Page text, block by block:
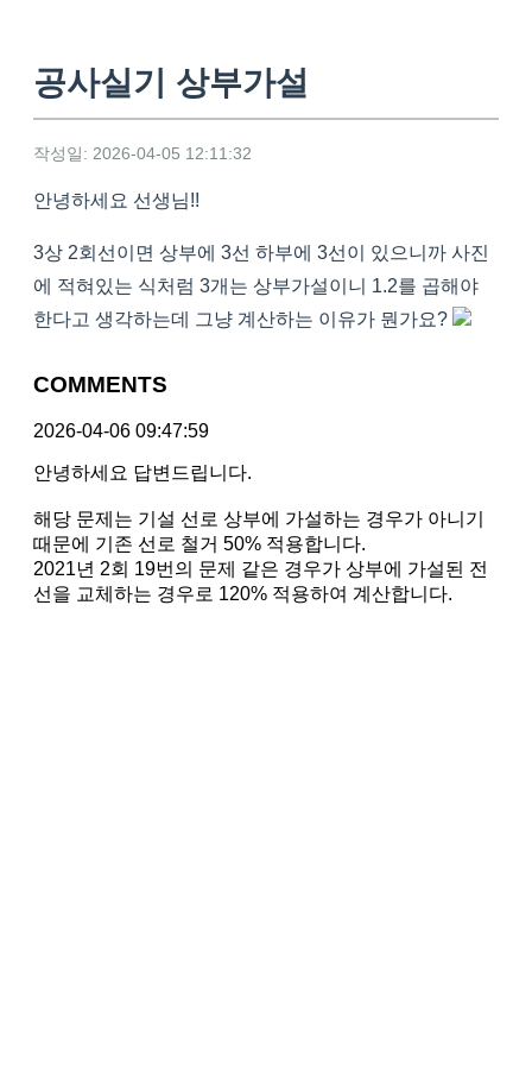
공사실기 상부가설
작성일: 2026-04-05 12:11:32
안녕하세요 선생님!!
3상 2회선이면 상부에 3선 하부에 3선이 있으니까 사진
에 적혀있는 식처럼 3개는 상부가설이니 1.2를 곱해야
한다고 생각하는데 그냥 계산하는 이유가 뭔가요?
COMMENTS
2026-04-06 09:47:59
안녕하세요 답변드립니다.
해당 문제는 기설 선로 상부에 가설하는 경우가 아니기
때문에 기존 선로 철거 50% 적용합니다.
2021년 2회 19번의 문제 같은 경우가 상부에 가설된 전
선을 교체하는 경우로 120% 적용하여 계산합니다.